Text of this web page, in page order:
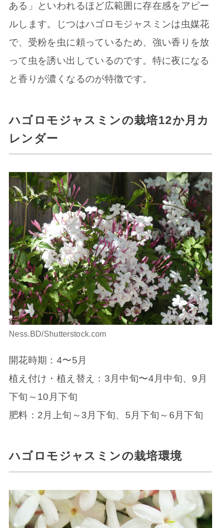
ある」といわれるほど広範囲に存在感をアピー
ルします。じつはハゴロモジャスミンは虫媒花
で、受粉を虫に頼っているため、強い香りを放
って虫を誘い出しているのです。特に夜になる
と香りが濃くなるのが特徴です。
ハゴロモジャスミンの栽培12か月カ
レンダー
Ness.BD/Shutterstock.com
開花時期：4〜5月
植え付け・植え替え：3月中旬〜4月中旬、9月
下旬～10月下旬
肥料：2月上旬～3月下旬、5月下旬～6月下旬
ハゴロモジャスミンの栽培環境